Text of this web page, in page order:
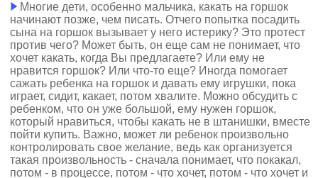
Многие дети, особенно мальчика, какать на горшок
начинают позже, чем писать. Отчего попытка посадить
сына на горшок вызывает у него истерику? Это протест
против чего? Может быть, он еще сам не понимает, что
хочет какать, когда Вы предлагаете? Или ему не
нравится горшок? Или что-то еще? Иногда помогает
сажать ребенка на горшок и давать ему игрушки, пока
играет, сидит, какает, потом хвалите. Можно обсудить с
ребенком, что он уже большой, ему нужен горшок,
который нравиться, чтобы какать не в штанишки, вместе
пойти купить. Важно, может ли ребенок произвольно
контролировать свое желание, ведь как организуется
такая произвольность - сначала понимает, что покакал,
потом - в процессе, потом - что хочет, потом - что хочет и